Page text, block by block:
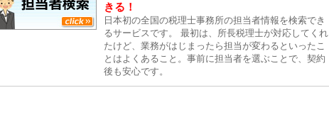
きる！
日本初の全国の税理士事務所の担当者情報を検索でき
るサービスです。 最初は、所長税理士が対応してくれ
たけど、業務がはじまったら担当が変わるといったこ
とはよくあること。事前に担当者を選ぶことで、契約
後も安心です。